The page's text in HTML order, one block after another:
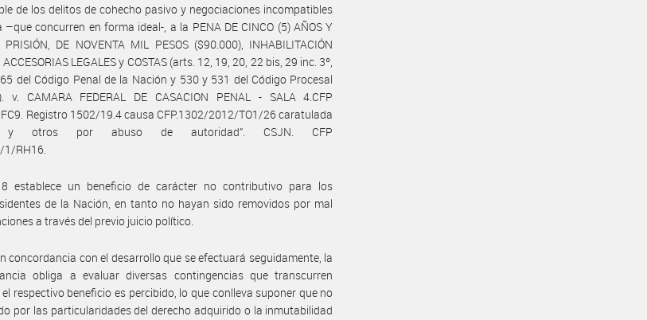
de los delitos de cohecho pasivo y negociaciones incompatibles
concurren en forma ideal-, a la PENA DE CINCO (5) AÑOS Y
DE NOVENTA MIL PESOS ($90.000), INHABILITACIÓN
LEGALES y COSTAS (arts. 12, 19, 20, 22 bis, 29 inc. 3º,
del Código Penal de la Nación y 530 y 531 del Código Procesal
CAMARA FEDERAL DE CASACION PENAL - SALA 4.CFP
Registro 1502/19.4 causa CFP.1302/2012/TO1/26 caratulada
y otros por abuso de autoridad”. CSJN. CFP
RH16.
establece un beneficio de carácter no contributivo para los
de la Nación, en tanto no hayan sido removidos por mal
a través del previo juicio político.
concordancia con el desarrollo que se efectuará seguidamente, la
obliga a evaluar diversas contingencias que transcurren
respectivo beneficio es percibido, lo que conlleva suponer que no
por las particularidades del derecho adquirido o la inmutabilidad